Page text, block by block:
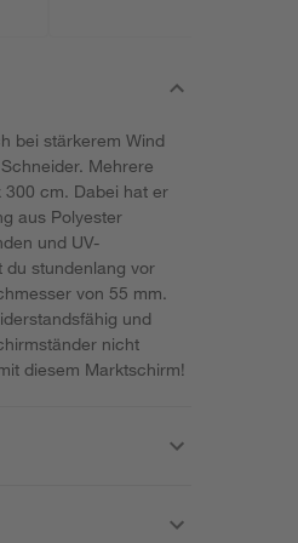
bei stärkerem Wind
Mehrere
cm. Dabei hat er
aus Polyester
und UV-
du stundenlang vor
von 55 mm.
und
nicht
diesem Marktschirm!